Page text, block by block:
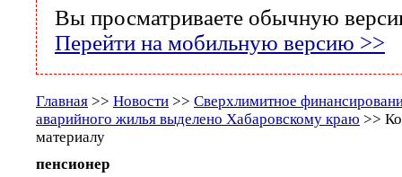
Вы просматриваете обычную
Перейти на мобильную версию >>
Главная >> Новости >> Сверхлимитное
аварийного жилья выделено Хабаровскому краю >>
материалу
пенсионер